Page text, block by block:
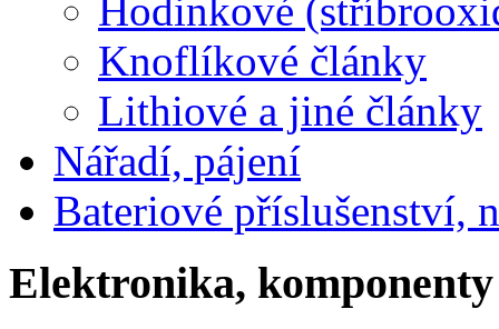
Hodinkové
Knoflíkové články
Lithiové a jiné články
Nářadí, pájení
Bateriové příslušenství,
Elektronika, komponenty